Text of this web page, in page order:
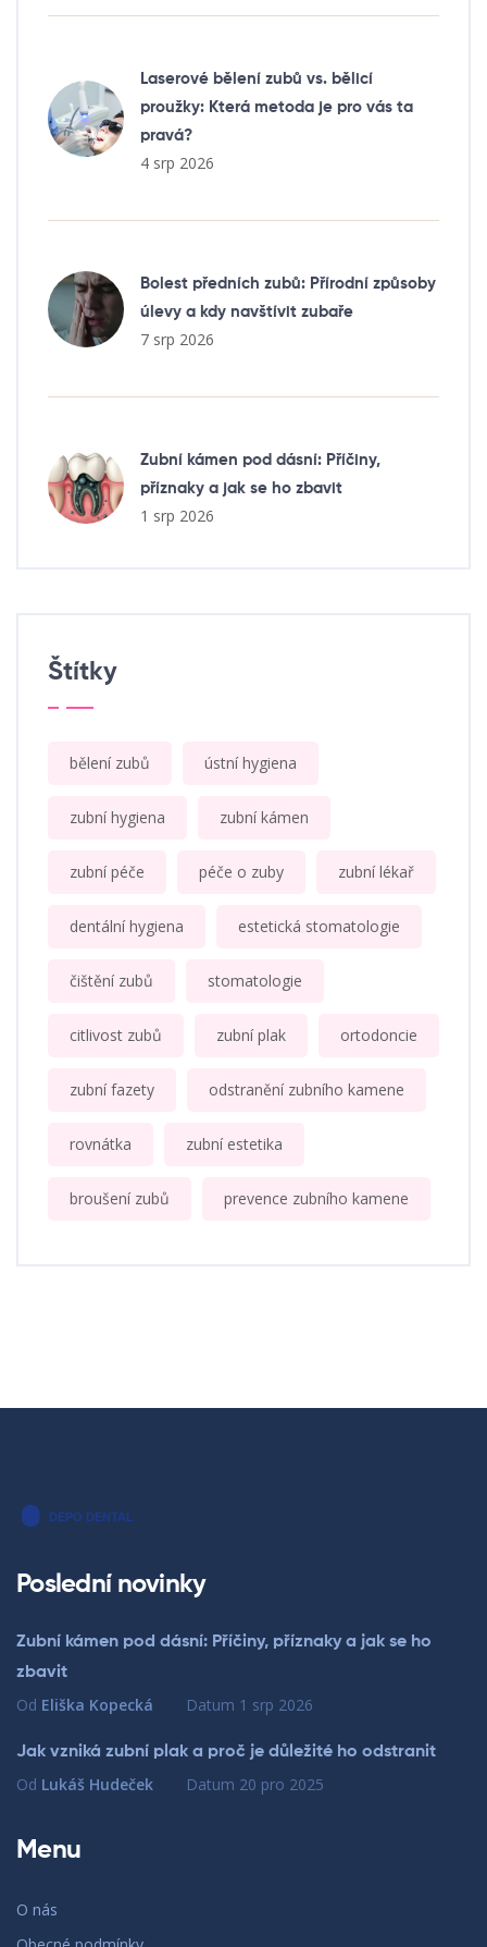
Laserové bělení zubů vs. bělicí
proužky: Která metoda je pro vás ta
pravá?
4 srp 2026
Bolest předních zubů: Přírodní způsoby
úlevy a kdy navštívit zubaře
7 srp 2026
Zubní kámen pod dásní: Příčiny,
příznaky a jak se ho zbavit
1 srp 2026
Štítky
bělení zubů ústní hygiena
zubní hygiena zubní kámen
zubní péče péče o zuby zubní lékař
dentální hygiena estetická stomatologie
čištění zubů stomatologie
citlivost zubů zubní plak ortodoncie
zubní fazety odstranění zubního kamene
rovnátka zubní estetika
broušení zubů prevence zubního kamene
Poslední novinky
Zubní kámen pod dásní: Příčiny, příznaky a jak se ho
zbavit
Od Eliška Kopecká Datum 1 srp 2026
Jak vzniká zubní plak a proč je důležité ho odstranit
Od Lukáš Hudeček Datum 20 pro 2025
Menu
O nás